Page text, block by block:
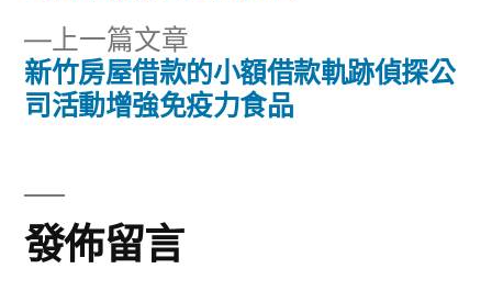
導
覽
上一篇文章
一
篇
新竹房屋借款的小額借款軌跡偵探公
司活動增強免疫力食品
發佈留言